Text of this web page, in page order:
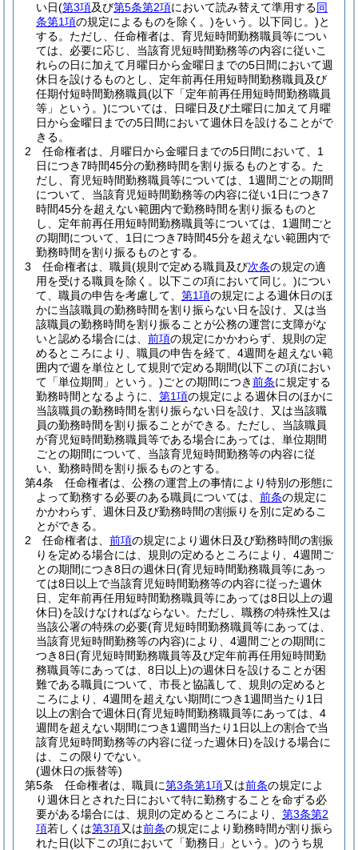
い日(第3項及び第5条第2項において読み替えて準用する同
条第1項の規定によるものを除く。)をいう。以下同じ。)と
する。 ただし、任命権者は、育児短時間勤務職員等につい
ては、必要に応じ、当該育児短時間勤務等の内容に従いこ
れらの日に加えて月曜日から金曜日までの5日間において週
休日を設けるものとし、定年前再任用短時間勤務職員及び
任期付短時間勤務職員(以下「定年前再任用短時間勤務職員
等」という。)については、日曜日及び土曜日に加えて月曜
日から金曜日までの5日間において週休日を設けることがで
きる。
2
任命権者は、月曜日から金曜日までの5日間において、1
日につき7時間45分の勤務時間を割り振るものとする。 た
だし、育児短時間勤務職員等については、1週間ごとの期間
について、当該育児短時間勤務等の内容に従い1日につき7
時間45分を超えない範囲内で勤務時間を割り振るものと
し、定年前再任用短時間勤務職員等については、1週間ごと
の期間について、1日につき7時間45分を超えない範囲内で
勤務時間を割り振るものとする。
3
任命権者は、職員(規則で定める職員及び次条の規定の適
用を受ける職員を除く。以下この項において同じ。)につい
て、職員の申告を考慮して、 第1項の規定による週休日のほ
かに当該職員の勤務時間を割り振らない日を設け、又は当
該職員の勤務時間を割り振ることが公務の運営に支障がな
いと認める場合には、 前項の規定にかかわらず、規則の定
めるところにより、職員の申告を経て、4週間を超えない範
囲内で週を単位として規則で定める期間(以下この項におい
て「単位期間」という。)ごとの期間につき前条に規定する
勤務時間となるように、 第1項の規定による週休日のほかに
当該職員の勤務時間を割り振らない日を設け、又は当該職
員の勤務時間を割り振ることができる。 ただし、当該職員
が育児短時間勤務職員等である場合にあっては、単位期間
ごとの期間について、当該育児短時間勤務等の内容に従
い、勤務時間を割り振るものとする。
第4条
任命権者は、公務の運営上の事情により特別の形態に
よって勤務する必要のある職員については、 前条の規定に
かかわらず、週休日及び勤務時間の割振りを別に定めるこ
とができる。
2
任命権者は、 前項の規定により週休日及び勤務時間の割振
りを定める場合には、規則の定めるところにより、4週間ご
との期間につき8日の週休日(育児短時間勤務職員等にあっ
ては8日以上で当該育児短時間勤務等の内容に従った週休
日、定年前再任用短時間勤務職員等にあっては8日以上の週
休日)を設けなければならない。 ただし、職務の特殊性又は
当該公署の特殊の必要(育児短時間勤務職員等にあっては、
当該育児短時間勤務等の内容)により、4週間ごとの期間に
つき8日(育児短時間勤務職員等及び定年前再任用短時間勤
務職員等にあっては、8日以上)の週休日を設けることが困
難である職員について、市長と協議して、規則の定めると
ころにより、4週間を超えない期間につき1週間当たり1日
以上の割合で週休日(育児短時間勤務職員等にあっては、4
週間を超えない期間につき1週間当たり1日以上の割合で当
該育児短時間勤務等の内容に従った週休日)を設ける場合に
は、この限りでない。
(週休日の振替等)
第5条
任命権者は、職員に第3条第1項又は前条の規定によ
り週休日とされた日において特に勤務することを命ずる必
要がある場合には、規則の定めるところにより、 第3条第2
項若しくは第3項又は前条の規定により勤務時間が割り振ら
れた日(以下この項において「勤務日」という。)のうち規